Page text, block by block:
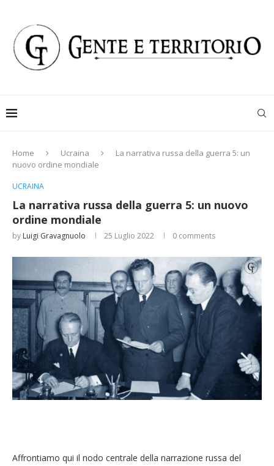
Home Ucraina
La narrativa russa della guerra 5: un
nuovo ordine mondiale
UCRAINA
La narrativa russa della guerra 5: un nuovo
ordine mondiale
by Luigi Gravagnuolo 25 Luglio 2022 0 comments
Affrontiamo qui il nodo centrale della narrazione russa del